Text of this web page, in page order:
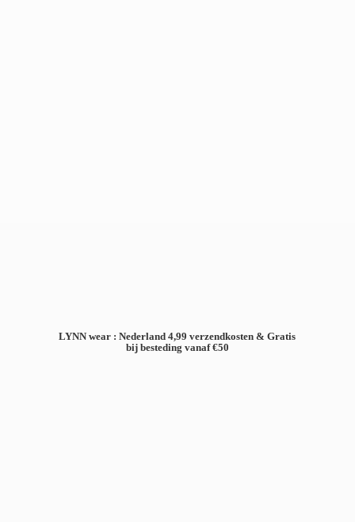
LYNN wear : Nederland 4,99 verzendkosten & Gratis
bij besteding vanaf €50